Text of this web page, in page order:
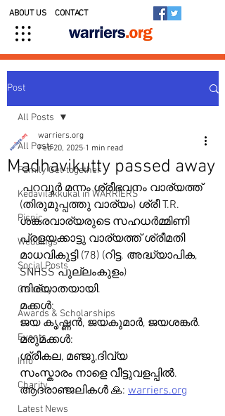
ABOUT US CONTACT
Post
All Posts
Family Get-together
Kedavilakkukal in WARRIERS
Picnic
Weddings
Social Posts
Obituary
Awards & Scholarships
Events
Info
Charity
Latest News
All Posts
Madhavikutty passed away
warriers.org
Feb 20, 2025 1 min read
പറവൂർ മന്നം ശ്രീഭവനം വാര്യത്ത്
(തിരുമുപ്പത്തു വാര്യം) ശ്രീ T.R.
ശങ്കരവാര്യരുടെ സഹധർമ്മിണി
പ്രളയക്കാട്ടു വാര്യത്ത് ശ്രീമതി
മാധവികുട്ടി (78) (റിട്ട. അദ്ധ്യാപിക,
SNHSS പുല്ലംകുളം)
നിര്യാതയായി.
മക്കൾ:
ജയ കൃഷ്ണൻ, ജയകുമാർ, ജയശങ്കർ.
മരുമക്കൾ:
ശ്രീകല, മഞ്ജു,ദിവ്യ
സംസ്കാരം നാളെ വീട്ടുവളപ്പിൽ.
ആദരാഞ്ജലികൾ 🙏: warriers.org